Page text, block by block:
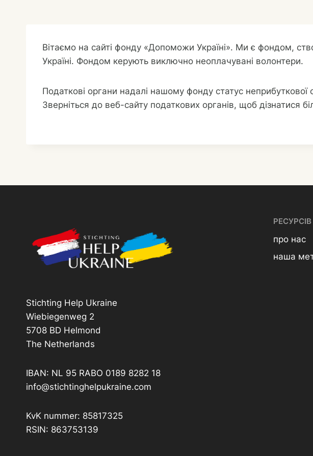
Вітаємо на сайті фонду «Допоможи Україні». Ми є фондом,
Україні. Фондом керують виключно неоплачувані волонтери.
Податкові органи надалі нашому фонду статус
Зверніться до веб-сайту податкових органів, щоб дізнатися
Stichting Help Ukraine
Wiebiegenweg 2
5708 BD Helmond
The Netherlands
IBAN: NL 95 RABO 0189 8282 18
info@stichtinghelpukraine.com
KvK nummer: 85817325
RSIN: 863753139
РЕСУРСІВ
про нас
наша